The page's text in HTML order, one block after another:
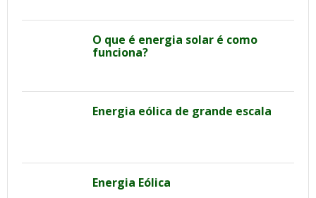
O que é energia solar é como
funciona?
Energia eólica de grande escala
Energia Eólica